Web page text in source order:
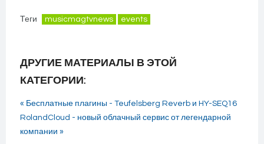
Теги musicmagtvnews events
ДРУГИЕ МАТЕРИАЛЫ В ЭТОЙ
КАТЕГОРИИ:
« Бесплатные плагины - Teufelsberg Reverb и HY-SEQ16
RolandCloud - новый облачный сервис от легендарной
компании »